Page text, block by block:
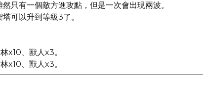
然只有一個敵方進攻點，但是一次會出現兩波。
可以升到等級3了。
x10、獸人x3。
x10、獸人x3。